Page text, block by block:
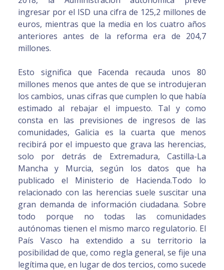
ingresar por el ISD una cifra de 125,2 millones de
euros, mientras que la media en los cuatro años
anteriores antes de la reforma era de 204,7
millones.
Esto significa que Facenda recauda unos 80
millones menos que antes de que se introdujeran
los cambios, unas cifras que cumplen lo que había
estimado al rebajar el impuesto. Tal y como
consta en las previsiones de ingresos de las
comunidades, Galicia es la cuarta que menos
recibirá por el impuesto que grava las herencias,
solo por detrás de Extremadura, Castilla-La
Mancha y Murcia, según los datos que ha
publicado el Ministerio de Hacienda.Todo lo
relacionado con las herencias suele suscitar una
gran demanda de información ciudadana. Sobre
todo porque no todas las comunidades
autónomas tienen el mismo marco regulatorio. El
País Vasco ha extendido a su territorio la
posibilidad de que, como regla general, se fije una
legítima que, en lugar de dos tercios, como sucede